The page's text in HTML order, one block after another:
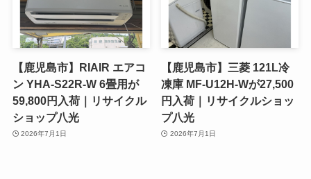
【鹿児島市】RIAIR エアコ
ン YHA-S22R-W 6畳用が
59,800円入荷｜リサイクル
ショップ八光
2026年7月1日
【鹿児島市】三菱 121L冷
凍庫 MF-U12H-Wが27,500
円入荷｜リサイクルショッ
プ八光
2026年7月1日